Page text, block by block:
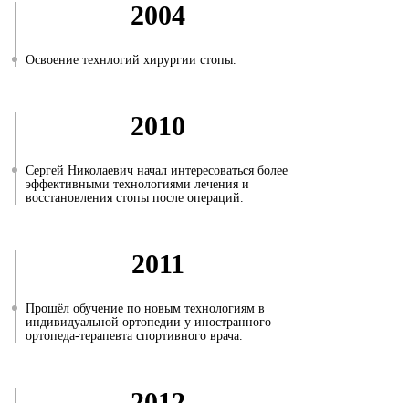
2004
Освоение технлогий хирургии стопы.
2010
Сергей Николаевич начал интересоваться более
эффективными технологиями лечения и
восстановления стопы после операций.
2011
Прошёл обучение по новым технологиям в
индивидуальной ортопедии у иностранного
ортопеда-терапевта спортивного врача.